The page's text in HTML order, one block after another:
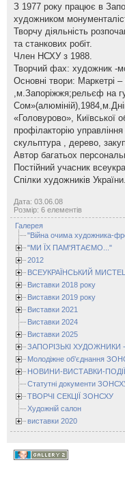
З 1977 року працює в
художником
Творчу діяльність
та станкових робіт.
Член НСХУ з 1988.
Творчий фах: художник -
Основні твори: Маркетрі
,м.Запоріжжя;рельєф на
«Головурово», Київської
профілакторію
скульптура , дерево,
Автор багатьох
Постійний учасник
Спілки художників України.
Дата: 03.06.08
Розмір: 6 елементів
Галерея
"Війна очима художника-
"МИ ЇХ ПАМ'ЯТАЄМО..."
2012
ВСЕУКРАЇНСЬКИЙ
Виставки 2018 року
Виставки 2019 року
Виставки 2021
Виставки 2024
Виставки 2025
ЗАПОРІЗЬКІ ХУДОЖНИКИ
Молодіжне об'єднання
НОВИНИ-ВИСТАВКИ-ПОДІЇ
Статутні документи
ТВОРЧІ СЕКЦІЇ ЗОНСХУ
Художній салон
виставки 2020